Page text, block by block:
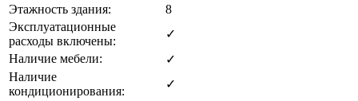
Этажность здания:
8
Эксплуатационные
расходы включены:
✓
Наличие мебели:
✓
Наличие
кондиционирования:
✓